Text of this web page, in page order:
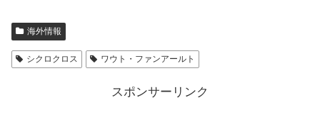
海外情報
シクロクロス ワウト・ファンアールト
スポンサーリンク